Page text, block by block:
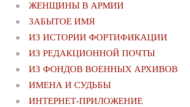
ЖЕНЩИНЫ В АРМИИ
ЗАБЫТОЕ ИМЯ
ИЗ ИСТОРИИ ФОРТИФИКАЦИИ
ИЗ РЕДАКЦИОННОЙ ПОЧТЫ
ИЗ ФОНДОВ ВОЕННЫХ АРХИВОВ
ИМЕНА И СУДЬБЫ
ИНТЕРНЕТ-ПРИЛОЖЕНИЕ